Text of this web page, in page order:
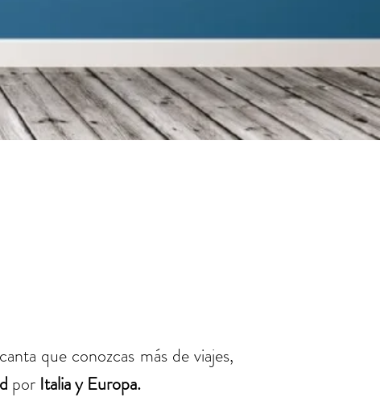
que conozcas más de viajes,
por Italia y Europa.